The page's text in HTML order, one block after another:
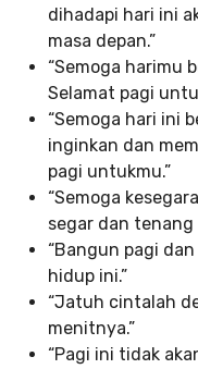
dihadapi hari ini
masa depan.”
“Semoga harimu
Selamat pagi
“Semoga hari ini
inginkan dan
pagi untukmu.”
“Semoga
segar dan tenang
“Bangun pagi
hidup ini.”
“Jatuh cintalah
menitnya.”
“Pagi ini tidak